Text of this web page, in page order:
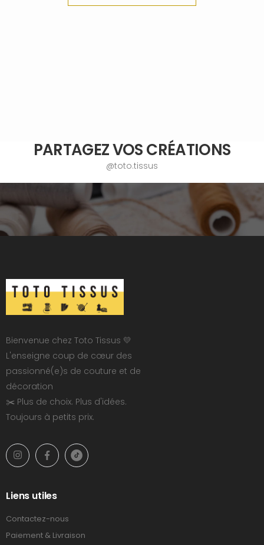
PARTAGEZ VOS CRÉATIONS
@toto.tissus
Bienvenue chez Toto Tissus 💛
L'enseigne coup de cœur des
passionné(e)s de couture et de
décoration
✂️ Plus de choix. Plus d'idées.
Toujours à petits prix.
Liens utiles
Contactez-nous
Paiement & Livraison